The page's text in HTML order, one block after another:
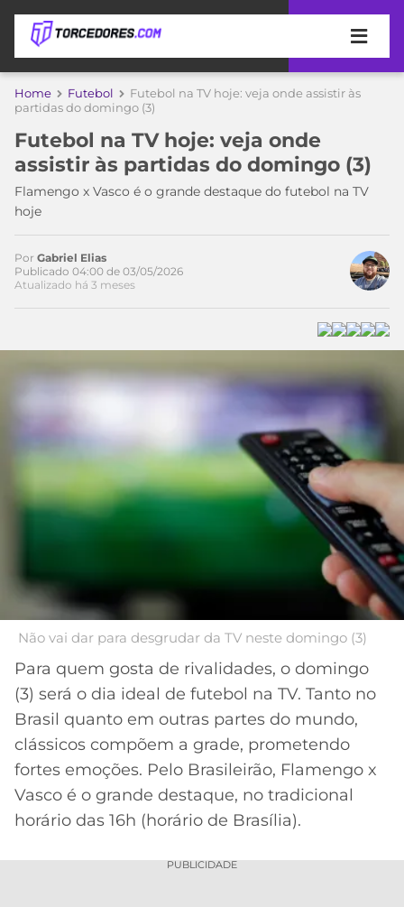
APOSTAS
DE
APOSTA
SITES
DE
APOSTAS
2026
BETBOOM
CÓDIGO
DE
INDICAÇÃO
BET365
MELHORES
APPS
APOSTAS
CASSINOS
ONLINE
MELHORES
CASSINOS
ONLINE
COPA
DO
TIMES
MEU
PALMEIRAS
CORINTHIANS
SÃO
PAULO
FLAMENGO
FLUMINENSE
BOTAFOGO
VASCO
INTERNACIONAL
CAMPEONATOS
SÉRIE
LIBERTADORES
COPA
DO
PREMIER
LEAGUE
COPA
SUL-
AMERICANA
LIGA
DOS
CAMPEÕES
ESPORTIVA
MERCADO
DA
PALPITES
Home Futebol
Futebol na TV hoje: veja onde assistir às
partidas do domingo (3)
Futebol na TV hoje: veja onde
assistir às partidas do domingo (3)
Flamengo x Vasco é o grande destaque do futebol na TV
hoje
Por Gabriel Elias
Publicado 04:00 de 03/05/2026
Atualizado há 3 meses
Não vai dar para desgrudar da TV neste domingo (3)
Para quem gosta de rivalidades, o domingo
(3) será o dia ideal de futebol na TV. Tanto no
Brasil quanto em outras partes do mundo,
clássicos compõem a grade, prometendo
fortes emoções. Pelo Brasileirão, Flamengo x
Vasco é o grande destaque, no tradicional
horário das 16h (horário de Brasília).
PUBLICIDADE